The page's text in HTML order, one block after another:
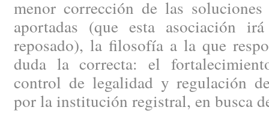
menor corrección de las
aportadas (que esta asociación
reposado), la filosofía a la que
duda la correcta: el
control de legalidad y regulación
por la institución registral, en busca